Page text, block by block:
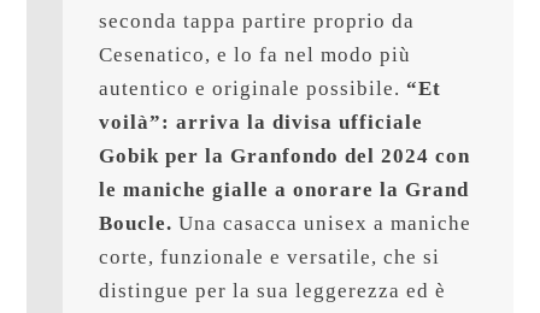
seconda tappa partire proprio da
Cesenatico, e lo fa nel modo più
autentico e originale possibile. “Et
voilà”: arriva la divisa ufficiale
Gobik per la Granfondo del 2024 con
le maniche gialle a onorare la Grand
Boucle. Una casacca unisex a maniche
corte, funzionale e versatile, che si
distingue per la sua leggerezza ed è